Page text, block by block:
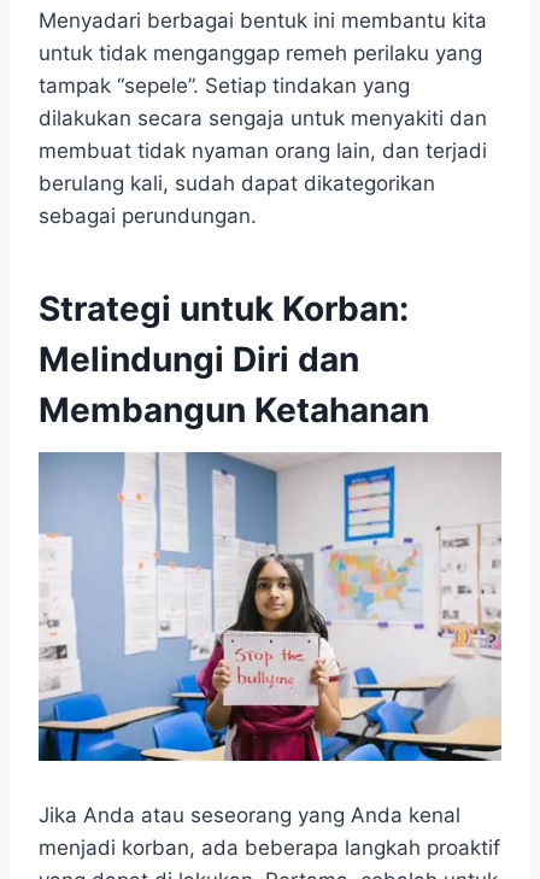
Menyadari berbagai bentuk ini membantu kita
untuk tidak menganggap remeh perilaku yang
tampak “sepele”. Setiap tindakan yang
dilakukan secara sengaja untuk menyakiti dan
membuat tidak nyaman orang lain, dan terjadi
berulang kali, sudah dapat dikategorikan
sebagai perundungan.
Strategi untuk Korban:
Melindungi Diri dan
Membangun Ketahanan
Jika Anda atau seseorang yang Anda kenal
menjadi korban, ada beberapa langkah proaktif